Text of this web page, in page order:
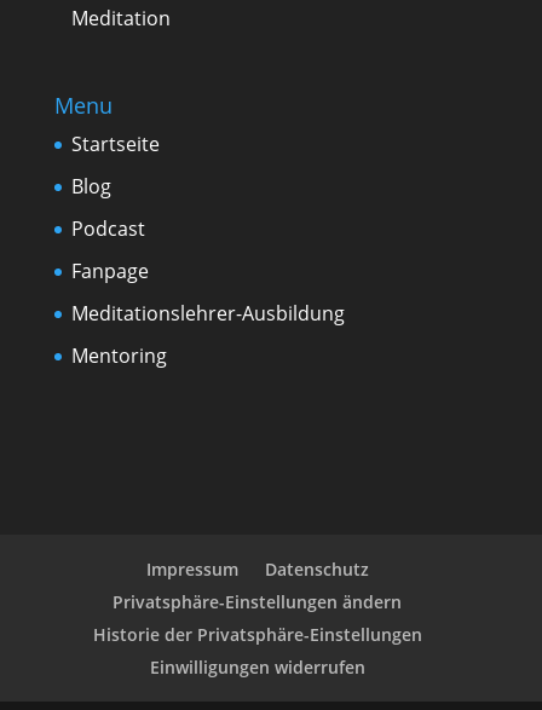
Meditation
Menu
Startseite
Blog
Podcast
Fanpage
Meditationslehrer-Ausbildung
Mentoring
Impressum
Datenschutz
Privatsphäre-Einstellungen ändern
Historie der Privatsphäre-Einstellungen
Einwilligungen widerrufen